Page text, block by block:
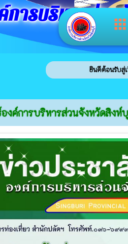
apps
การบริหารส่วน
ยินดีต้อนรับสู่เว็บไซต์ข
งค์การบริหารส่วนจังหวัดสิงห์